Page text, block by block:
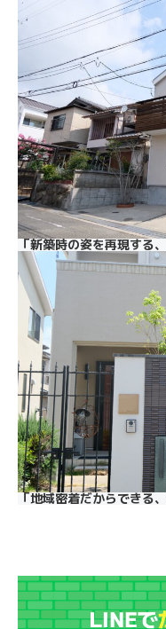
「新築時の姿を再現する
「地域密着だからできる